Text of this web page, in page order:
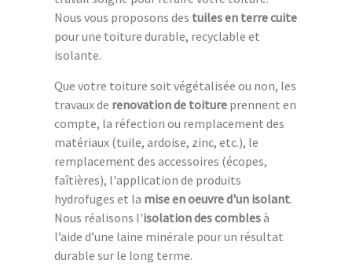
Nous vous proposons des tuiles en terre cuite
pour une toiture durable, recyclable et
isolante.
Que votre toiture soit végétalisée ou non, les
travaux de renovation de toiture prennent en
compte, la réfection ou remplacement des
matériaux (tuile, ardoise, zinc, etc.), le
remplacement des accessoires (écopes,
faîtières), l'application de produits
hydrofuges et la mise en oeuvre d'un isolant.
Nous réalisons l'isolation des comblesà
l’aide d’une laine minérale pour un résultat
durable sur le long terme.